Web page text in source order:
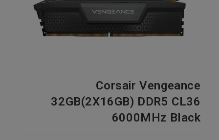
Corsair Vengeance
32GB(2X16GB) DDR5 CL36
6000MHz Black